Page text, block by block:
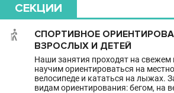
СЕКЦИИ
СПОРТИВНОЕ
ВЗРОСЛЫХ И ДЕТЕЙ
Наши занятия проходят на свежем
научим ориентироваться на
велосипеде и кататься на лыжах.
видам ориентирования: бегом, на